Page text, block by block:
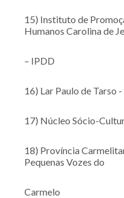
15) Instituto de
Humanos Carolina de
– IPDD
16) Lar Paulo de Tarso
17) Núcleo Sócio-
18) Província
Pequenas Vozes do
Carmelo